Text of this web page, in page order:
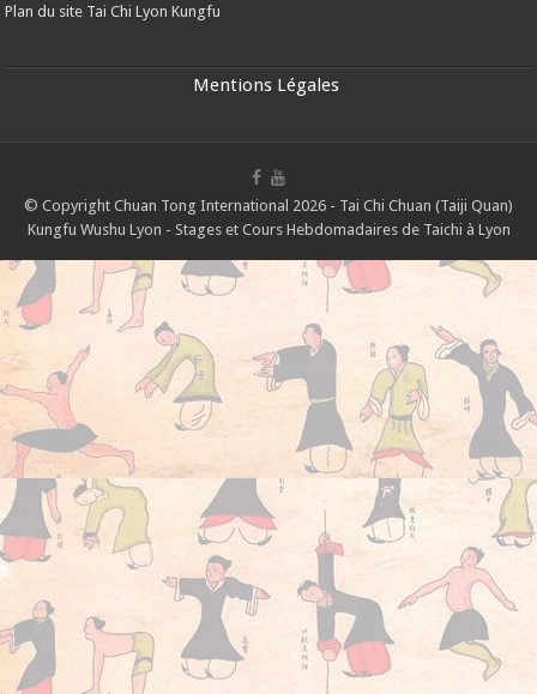
Plan du site Tai Chi Lyon Kungfu
Mentions Légales
© Copyright Chuan Tong International 2026 - Tai Chi Chuan (Taiji Quan)
Kungfu Wushu Lyon - Stages et Cours Hebdomadaires de Taichi à Lyon